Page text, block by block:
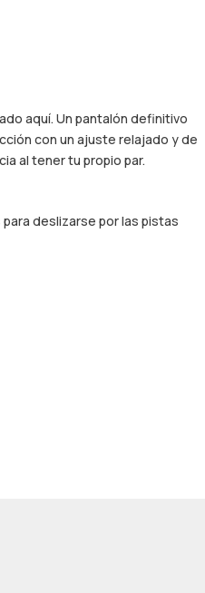
aquí. Un pantalón definitivo
con un ajuste relajado y de
al tener tu propio par.
deslizarse por las pistas